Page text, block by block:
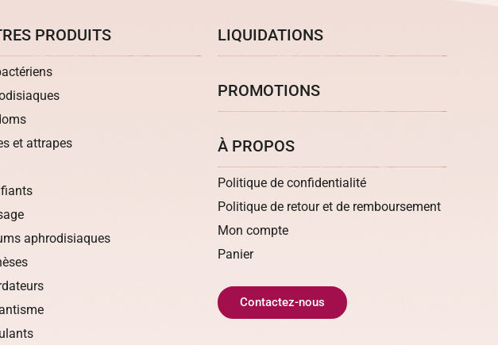
PRODUITS
et attrapes
aphrodisiaques
LIQUIDATIONS
PROMOTIONS
À PROPOS
Politique de confidentialité
Politique de retour et de remboursement
Mon compte
Panier
Contactez-nous